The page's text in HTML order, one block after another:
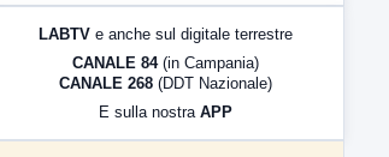
LabNews (Diretta)
LABTV e anche sul digitale terrestre
CANALE 84 (in Campania)
CANALE 268 (DDT Nazionale)
E sulla nostra APP